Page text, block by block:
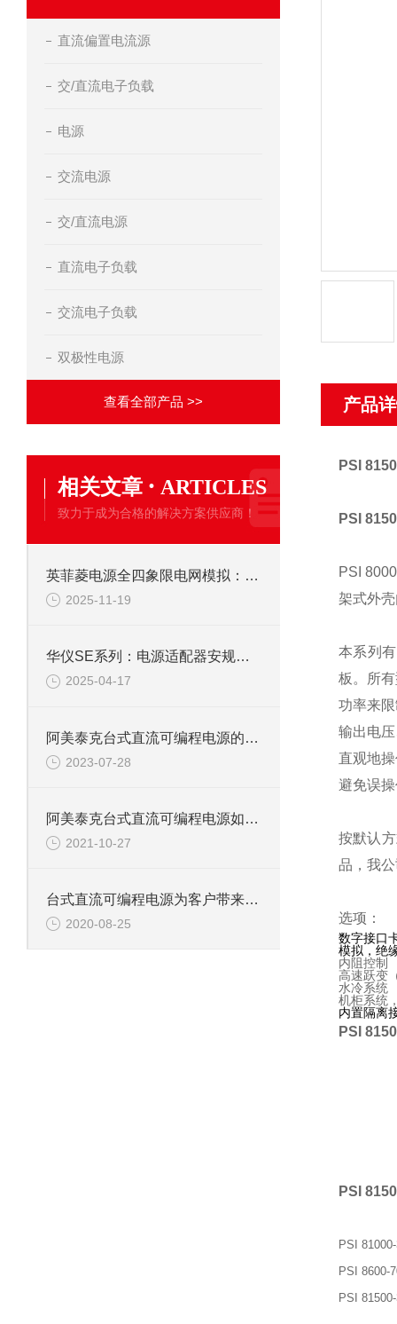
直流偏置电流源
交/直流电子负载
电源
交流电源
交/直流电源
直流电子负载
交流电子负载
双极性电源
查看全部产品 >>
相关文章 · ARTICLES
致力于成为合格的解决方案供应商！
英菲菱电源全四象限电网模拟：全面解读与应用场景
2025-11-19
华仪SE系列：电源适配器安规测试的高效合规利器
2025-04-17
阿美泰克台式直流可编程电源的正确使用和维护
2023-07-28
阿美泰克台式直流可编程电源如何保养维护？
2021-10-27
台式直流可编程电源为客户带来很大的方便
2020-08-25
产品
PSI
PSI
PSI
架式外
本系列
板。所
功率来­­
输出电
直观地
避免误
按默认
品，我
选项：
数字接口
模拟，绝
内阻控制
高速跃变
水冷系统
机柜系统
内置隔离
PSI
PSI
PSI
PSI 8600-
PSI